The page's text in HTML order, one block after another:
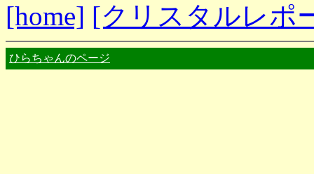
[home] [クリスタルレポ
ひらちゃんのページ